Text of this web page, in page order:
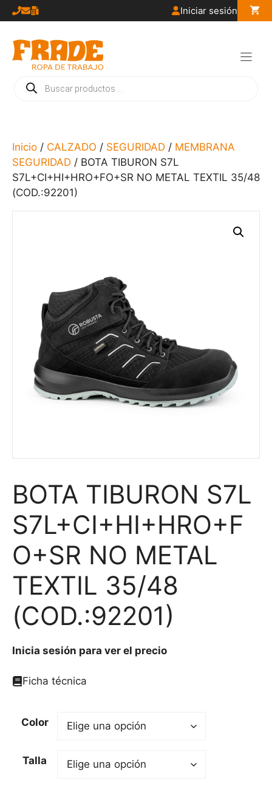
Saltar
al
contenido
Iniciar sesión
Búsqueda
de
Inicio / CALZADO / SEGURIDAD / MEMBRANA
SEGURIDAD / BOTA TIBURON S7L
S7L+CI+HI+HRO+FO+SR NO METAL TEXTIL 35/48
(COD.:92201)
BOTA TIBURON S7L
S7L+CI+HI+HRO+F
O+SR NO METAL
TEXTIL 35/48
(COD.:92201)
Inicia sesión para ver el precio
Ficha técnica
Color
Talla